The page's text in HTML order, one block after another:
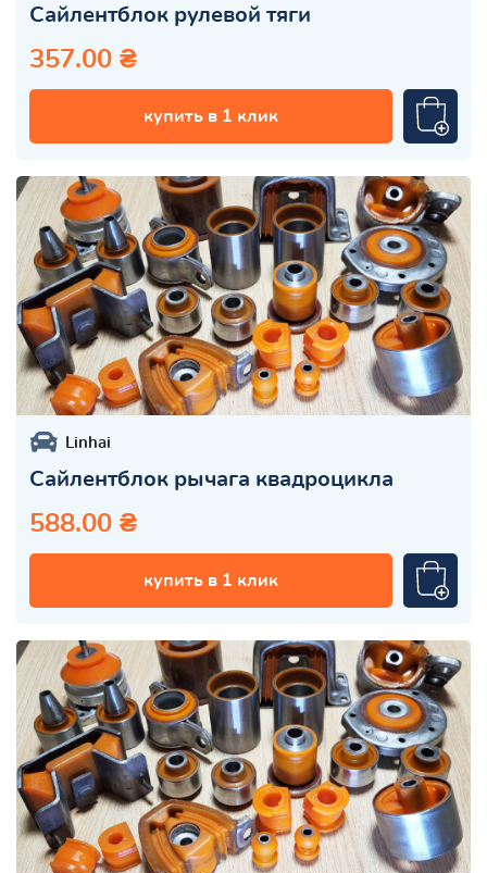
Сайлентблок рулевой тяги
357.00 ₴
купить в 1 клик
Linhai
Сайлентблок рычага квадроцикла
588.00 ₴
купить в 1 клик